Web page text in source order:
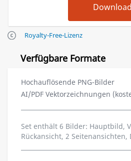
Royalty-Free-Lizenz
Verfügbare Formate
Hochauflösende PNG-Bilder
AI/PDF Vektorzeichnungen
Set enthält 6 Bilder: Hauptbild,
Rückansicht, 2 Seitenansichten,